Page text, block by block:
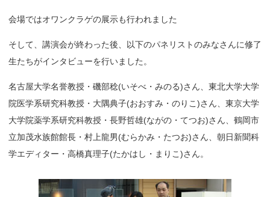
会場ではオワンクラゲの展示も行われました
そして、講演会が終わった後、以下のパネリストのみなさんに修了
生たちがインタビューを行いました。
名古屋大学名誉教授・磯部稔(いそべ・みのる)さん、東北大学大学
院医学系研究科教授・大隅典子(おおすみ・のりこ)さん、東京大学
大学院薬学系研究科教授・長野哲雄(ながの・てつお)さん、鶴岡市
立加茂水族館館長・村上龍男(むらかみ・たつお)さん、朝日新聞科
学エディター・高橋真理子(たかはし・まりこ)さん。